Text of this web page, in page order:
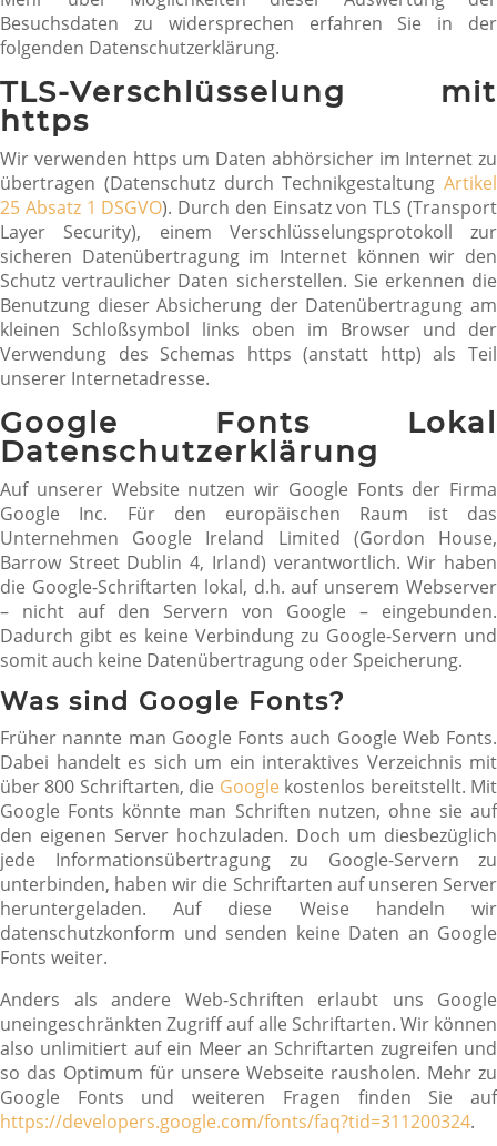
Besuchsdaten zu widersprechen erfahren Sie in der
folgenden Datenschutzerklärung.
TLS-Verschlüsselung mit
https
Wir verwenden https um Daten abhörsicher im Internet zu
übertragen (Datenschutz durch Technikgestaltung Artikel
25 Absatz 1 DSGVO). Durch den Einsatz von TLS (Transport
Layer Security), einem Verschlüsselungsprotokoll zur
sicheren Datenübertragung im Internet können wir den
Schutz vertraulicher Daten sicherstellen. Sie erkennen die
Benutzung dieser Absicherung der Datenübertragung am
kleinen Schloßsymbol links oben im Browser und der
Verwendung des Schemas https (anstatt http) als Teil
unserer Internetadresse.
Google Fonts Lokal
Datenschutzerklärung
Auf unserer Website nutzen wir Google Fonts der Firma
Google Inc. Für den europäischen Raum ist das
Unternehmen Google Ireland Limited (Gordon House,
Barrow Street Dublin 4, Irland) verantwortlich. Wir haben
die Google-Schriftarten lokal, d.h. auf unserem Webserver
– nicht auf den Servern von Google – eingebunden.
Dadurch gibt es keine Verbindung zu Google-Servern und
somit auch keine Datenübertragung oder Speicherung.
Was sind Google Fonts?
Früher nannte man Google Fonts auch Google Web Fonts.
Dabei handelt es sich um ein interaktives Verzeichnis mit
über 800 Schriftarten, die Google kostenlos bereitstellt. Mit
Google Fonts könnte man Schriften nutzen, ohne sie auf
den eigenen Server hochzuladen. Doch um diesbezüglich
jede Informationsübertragung zu Google-Servern zu
unterbinden, haben wir die Schriftarten auf unseren Server
heruntergeladen. Auf diese Weise handeln wir
datenschutzkonform und senden keine Daten an Google
Fonts weiter.
Anders als andere Web-Schriften erlaubt uns Google
uneingeschränkten Zugriff auf alle Schriftarten. Wir können
also unlimitiert auf ein Meer an Schriftarten zugreifen und
so das Optimum für unsere Webseite rausholen. Mehr zu
Google Fonts und weiteren Fragen finden Sie auf
https://developers.google.com/fonts/faq?tid=311200324.